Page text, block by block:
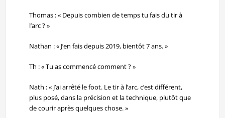
Thomas : « Depuis combien de temps tu fais du tir à
l’arc ? »
Nathan : « J’en fais depuis 2019, bientôt 7 ans. »
Th : « Tu as commencé comment ? »
Nath : « J’ai arrêté le foot. Le tir à l’arc, c’est différent,
plus posé, dans la précision et la technique, plutôt que
de courir après quelques chose. »